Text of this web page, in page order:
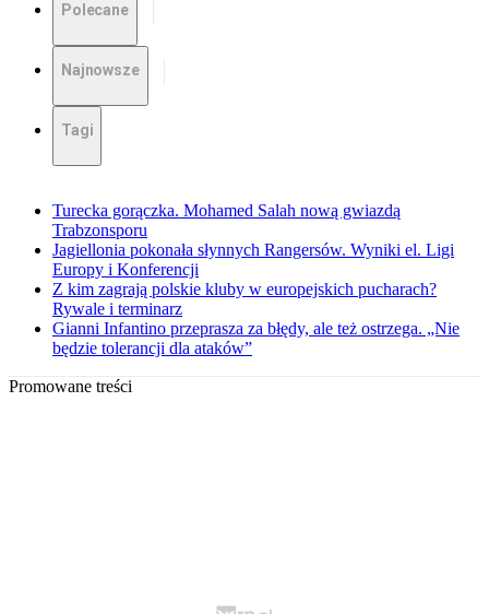
Polecane
Najnowsze
Tagi
Turecka gorączka. Mohamed Salah nową gwiazdą
Trabzonsporu
Jagiellonia pokonała słynnych Rangersów. Wyniki el. Ligi
Europy i Konferencji
Z kim zagrają polskie kluby w europejskich pucharach?
Rywale i terminarz
Gianni Infantino przeprasza za błędy, ale też ostrzega. „Nie
będzie tolerancji dla ataków”
Promowane treści